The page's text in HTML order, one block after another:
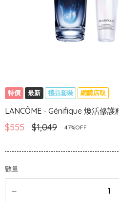
特價 最新 禮品套裝 網購店取
LANCÔME - Génifique 煥活修護
$555 $1,049 47%OFF
數量